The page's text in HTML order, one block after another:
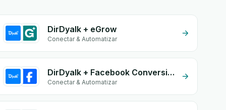
DirDyalk + eGrow
Conectar & Automatizar
DirDyalk + Facebook Conversion API (CAPI)
Conectar & Automatizar